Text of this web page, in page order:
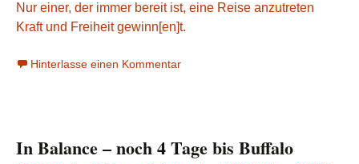
Nur einer, der immer bereit ist, eine Reise anzutreten
Kraft und Freiheit gewinn[en]t.
Hinterlasse einen Kommentar
In Balance – noch 4 Tage bis Buffalo